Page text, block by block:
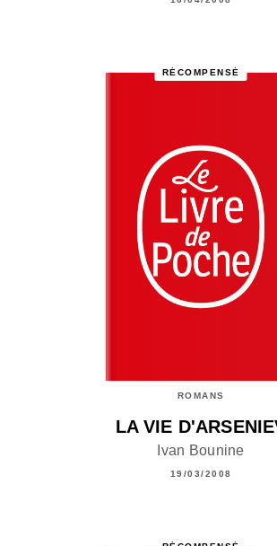
RÉCOMPENSÉ
ROMANS
LA VIE
Ivan Bounine
19/03/2008